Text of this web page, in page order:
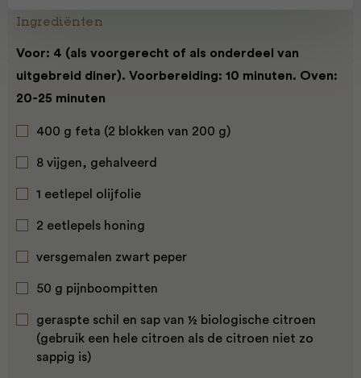
Ingrediënten
Voor: 4 (als voorgerecht of als onderdeel van
uitgebreid diner). Voorbereiding: 10 minuten. Oven:
20-25 minuten
400 g feta (2 blokken van 200 g)
8 vijgen, gehalveerd
1 eetlepel olijfolie
2 eetlepels honing
versgemalen zwart peper
50 g pijnboompitten
geraspte schil en sap van ½ biologische citroen
(gebruik een hele citroen als de citroen niet zo
sappig is)